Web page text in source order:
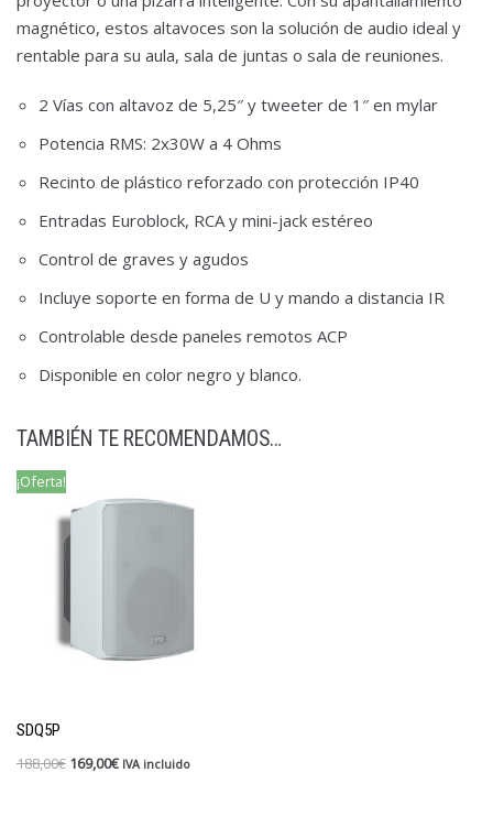
magnético, estos altavoces son la solución de audio ideal y
rentable para su aula, sala de juntas o sala de reuniones.
2 Vías con altavoz de 5,25″ y tweeter de 1″ en mylar
Potencia RMS: 2x30W a 4 Ohms
Recinto de plástico reforzado con protección IP40
Entradas Euroblock, RCA y mini-jack estéreo
Control de graves y agudos
Incluye soporte en forma de U y mando a distancia IR
Controlable desde paneles remotos ACP
Disponible en color negro y blanco.
TAMBIÉN TE RECOMENDAMOS…
¡Oferta!
SDQ5P
188,00€ 169,00€ IVA incluido